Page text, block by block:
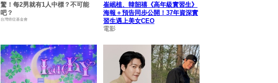
驚！每2男就有1人中標？不可能
吧？
台灣癌症基金會
崔岷植、韓韶禧《高年級實習生》
海報＋預告同步公開！37年資深實
習生遇上美女CEO
電影